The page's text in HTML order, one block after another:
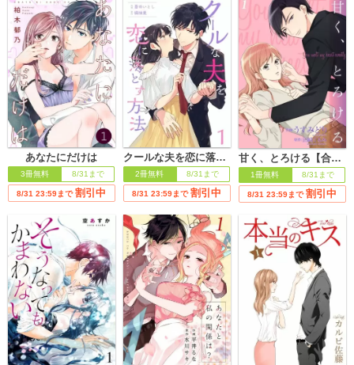
あなたにだけは
3冊無料 8/31まで
8/31 23:59まで 割引中
クールな夫を恋に落とす方法
2冊無料 8/31まで
8/31 23:59まで 割引中
甘く、とろける【合冊版】
1冊無料 8/31まで
8/31 23:59まで 割引中